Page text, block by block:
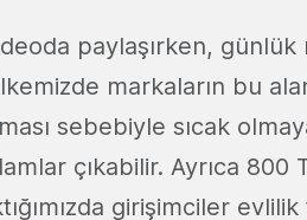
paylaşırken, günlük
markaların bu
sebebiyle sıcak
çıkabilir. Ayrıca 800
girişimciler